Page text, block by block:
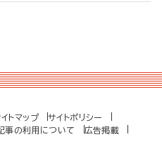
トマップ
サイトポリシー
事の利用について
広告掲載